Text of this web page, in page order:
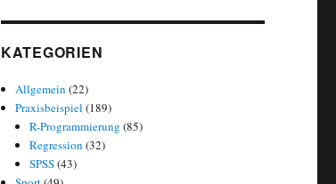
KATEGORIEN
Allgemein (22)
Praxisbeispiel (189)
R-Programmierung (85)
Regression (32)
SPSS(43)